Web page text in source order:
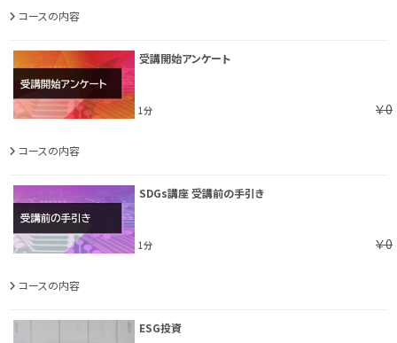
コースの内容
受講開始アンケート
1分 ￥0
コースの内容
SDGs講座 受講前の手引き
1分 ￥0
コースの内容
ESG投資